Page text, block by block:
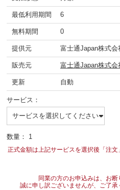
最低利用期間 6
無料期間 0
提供元 富士通Japan株式会
販売元 富士通Japan株式会
更新 自動
サービス：
数量： 1
正式金額は上記サービスを選択後「注
同業の方のお申込みは、お断
誠に申し訳ございませんが、ご了承